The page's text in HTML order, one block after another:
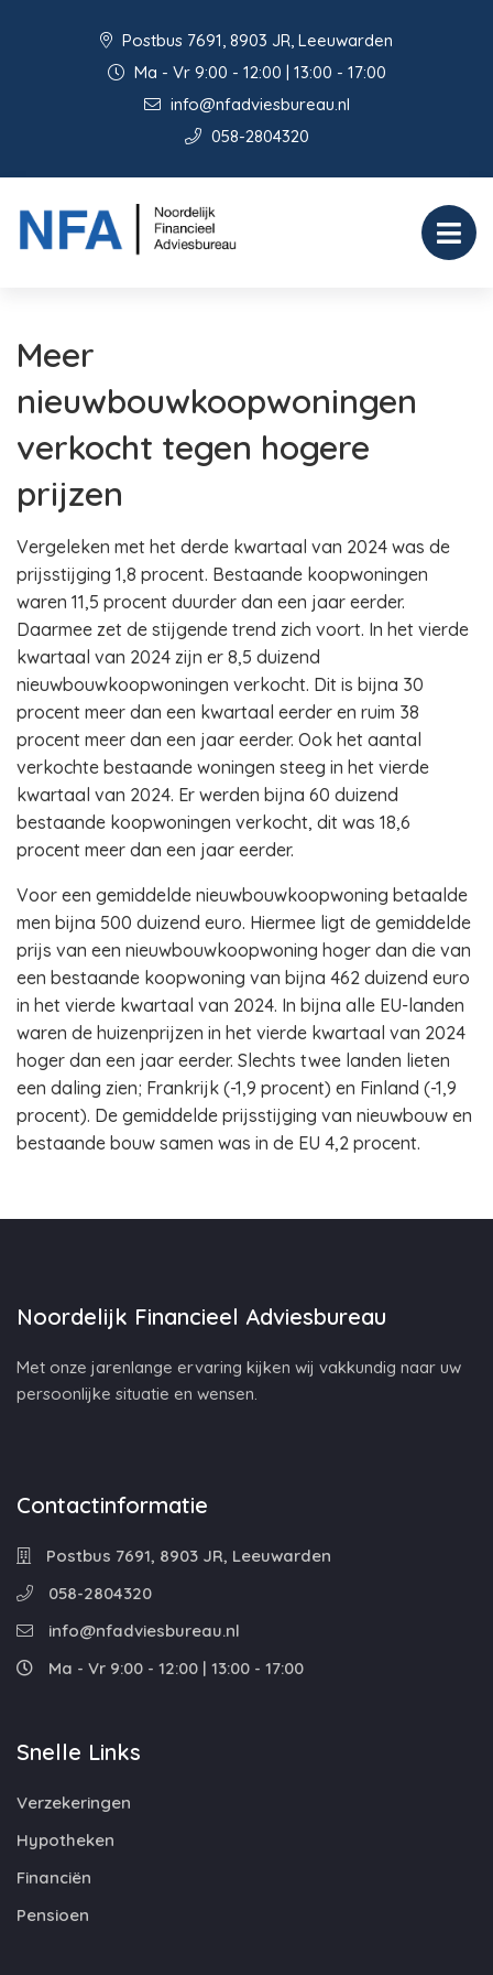
Postbus 7691, 8903 JR, Leeuwarden
Ma - Vr 9:00 - 12:00 | 13:00 - 17:00
info@nfadviesbureau.nl
058-2804320
Meer
nieuwbouwkoopwoningen
verkocht tegen hogere
prijzen
Vergeleken met het derde kwartaal van 2024 was de
prijsstijging 1,8 procent. Bestaande koopwoningen
waren 11,5 procent duurder dan een jaar eerder.
Daarmee zet de stijgende trend zich voort. In het vierde
kwartaal van 2024 zijn er 8,5 duizend
nieuwbouwkoopwoningen verkocht. Dit is bijna 30
procent meer dan een kwartaal eerder en ruim 38
procent meer dan een jaar eerder. Ook het aantal
verkochte bestaande woningen steeg in het vierde
kwartaal van 2024. Er werden bijna 60 duizend
bestaande koopwoningen verkocht, dit was 18,6
procent meer dan een jaar eerder.
Voor een gemiddelde nieuwbouwkoopwoning betaalde
men bijna 500 duizend euro. Hiermee ligt de gemiddelde
prijs van een nieuwbouwkoopwoning hoger dan die van
een bestaande koopwoning van bijna 462 duizend euro
in het vierde kwartaal van 2024. In bijna alle EU-landen
waren de huizenprijzen in het vierde kwartaal van 2024
hoger dan een jaar eerder. Slechts twee landen lieten
een daling zien; Frankrijk (-1,9 procent) en Finland (-1,9
procent). De gemiddelde prijsstijging van nieuwbouw en
bestaande bouw samen was in de EU 4,2 procent.
Noordelijk Financieel Adviesbureau
Met onze jarenlange ervaring kijken wij vakkundig naar uw
persoonlijke situatie en wensen.
Contactinformatie
Postbus 7691, 8903 JR, Leeuwarden
058-2804320
info@nfadviesbureau.nl
Ma - Vr 9:00 - 12:00 | 13:00 - 17:00
Snelle Links
Verzekeringen
Hypotheken
Financiën
Pensioen